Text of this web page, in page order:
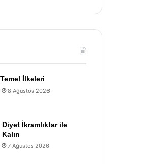
İlkeleri
8 Ağustos 2026
İkramlıklar ile
7 Ağustos 2026